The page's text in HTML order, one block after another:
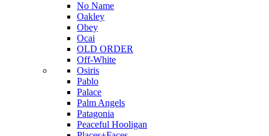
No Name
Oakley
Obey
Ocai
OLD ORDER
Off-White
Osiris
Pablo
Palace
Palm Angels
Patagonia
Peaceful Hooligan